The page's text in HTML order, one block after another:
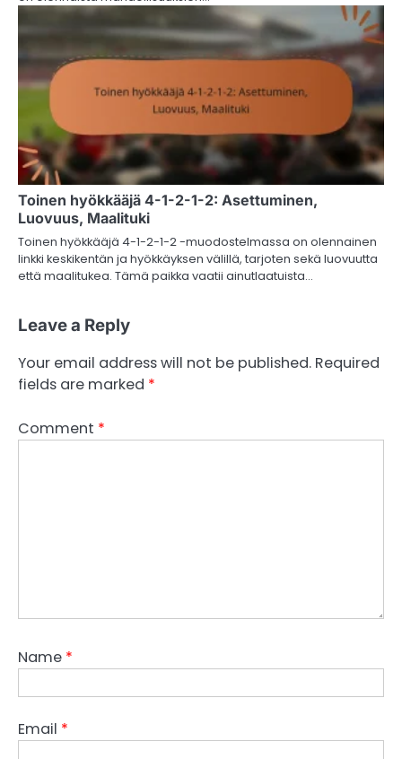
Toinen hyökkääjä 4-1-2-1-2: Asettuminen,
Luovuus, Maalituki
Toinen hyökkääjä 4-1-2-1-2 -muodostelmassa on olennainen
linkki keskikentän ja hyökkäyksen välillä, tarjoten sekä luovuutta
että maalitukea. Tämä paikka vaatii ainutlaatuista…
Leave a Reply
Your email address will not be published. Required
fields are marked *
Comment *
Name *
Email *